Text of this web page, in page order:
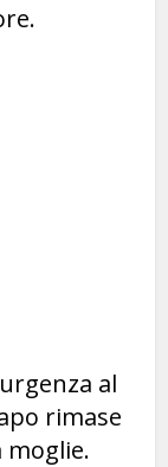
al
rimase